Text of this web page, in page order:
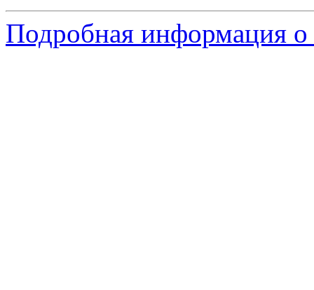
Подробная информация о